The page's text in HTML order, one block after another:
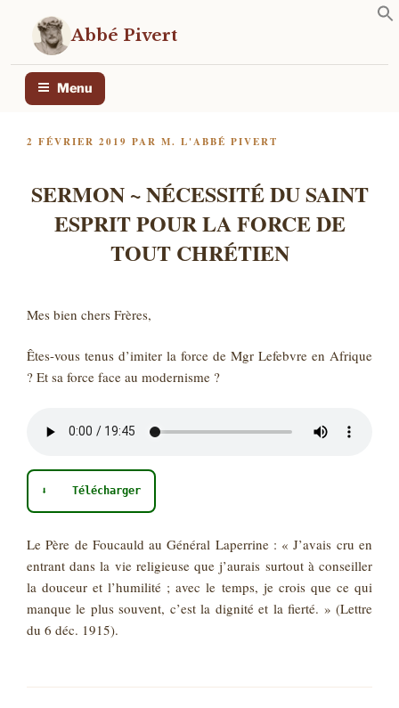
contenu
principal
Abbé Pivert
Menu
PUBLIÉ
2 FÉVRIER 2019 PAR M. L'ABBÉ PIVERT
SERMON ~ NÉCESSITÉ DU SAINT
ESPRIT POUR LA FORCE DE
TOUT CHRÉTIEN
Mes bien chers Frères,
Êtes-vous tenus d’imiter la force de Mgr Lefebvre en Afrique
? Et sa force face au modernisme ?
⬇ Télécharger
Le Père de Foucauld au Général Laperrine : « J’avais cru en
entrant dans la vie religieuse que j’aurais surtout à conseiller
la douceur et l’humilité ; avec le temps, je crois que ce qui
manque le plus souvent, c’est la dignité et la fierté. » (Lettre
du 6 déc. 1915).